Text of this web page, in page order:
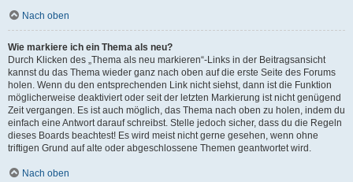
Nach oben
Wie markiere ich ein Thema als neu?
Durch Klicken des „Thema als neu markieren“-Links in der Beitragsansicht
kannst du das Thema wieder ganz nach oben auf die erste Seite des Forums
holen. Wenn du den entsprechenden Link nicht siehst, dann ist die Funktion
möglicherweise deaktiviert oder seit der letzten Markierung ist nicht genügend
Zeit vergangen. Es ist auch möglich, das Thema nach oben zu holen, indem du
einfach eine Antwort darauf schreibst. Stelle jedoch sicher, dass du die Regeln
dieses Boards beachtest! Es wird meist nicht gerne gesehen, wenn ohne
triftigen Grund auf alte oder abgeschlossene Themen geantwortet wird.
Nach oben